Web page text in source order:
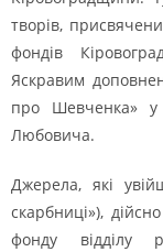
творів,
фондів
Яскравим
про Шевченка» у
Любовича.
Джерела, які
скарбниці»),
фонду відділу